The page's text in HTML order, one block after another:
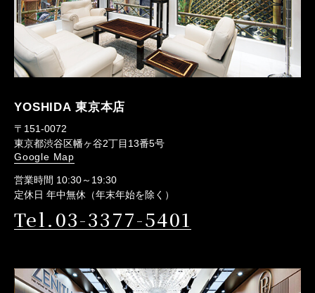
YOSHIDA 東京本店
〒151-0072
東京都渋谷区幡ヶ谷2丁目13番5号
Google Map
営業時間 10:30～19:30
定休日 年中無休（年末年始を除く）
Tel.03-3377-5401